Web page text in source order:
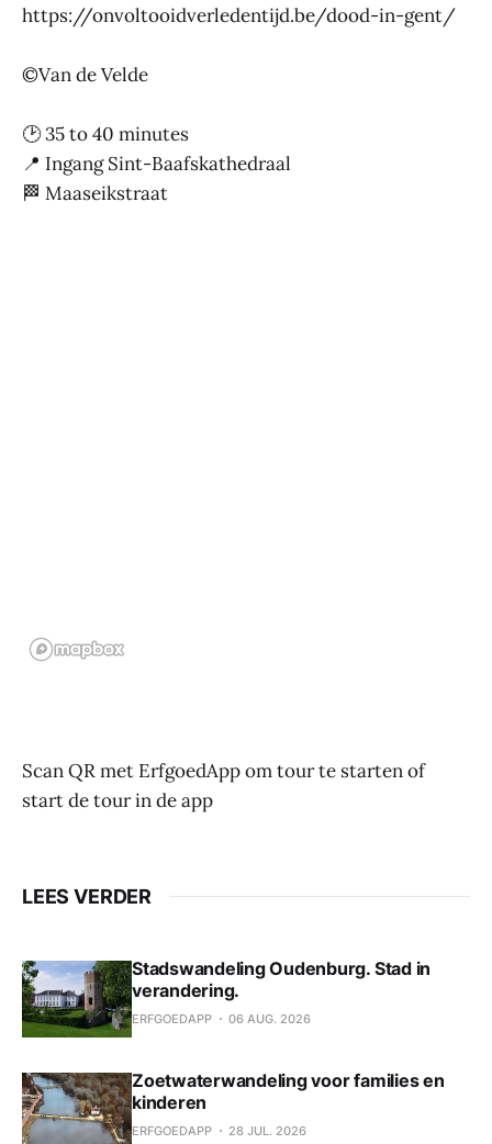
https://onvoltooidverledentijd.be/dood-in-gent/
©Van de Velde
🕑 35 to 40 minutes
📍 Ingang Sint-Baafskathedraal
🏁 Maaseikstraat
Scan QR met ErfgoedApp om tour te starten of
start de tour in de app
LEES VERDER
Stadswandeling Oudenburg. Stad in
verandering.
ERFGOEDAPP 06 AUG. 2026
Zoetwaterwandeling voor families en
kinderen
ERFGOEDAPP 28 JUL. 2026